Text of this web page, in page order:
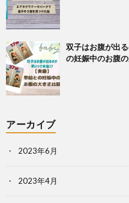
双子はお腹が出
の妊娠中のお腹
アーカイブ
2023年6月
2023年4月